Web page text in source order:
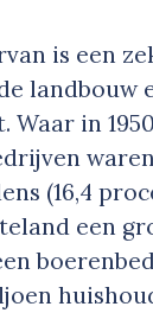
is een
landbouw
Waar in
(16,4
een